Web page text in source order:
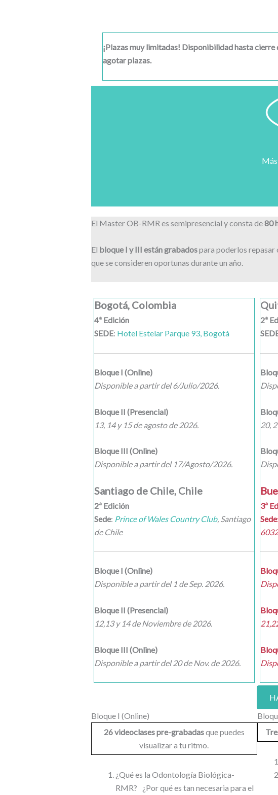
¡Plazas muy limitadas! Disponibilidad hasta cierre
agotar plazas.
El Master OB-RMR es semipresencial y consta de80
El bloque I y III están grabadospara poderlos repasar
que se consideren oportunas durante un año.
Bogotá, Colombia
4ª Edición
SEDE: Hotel Estelar Parque 93, Bogotá
Bloque I (Online)
Disponible a partir del 6/Julio/2026.
Bloque II (Presencial)
13, 14 y 15 de agosto de 2026.
Bloque III (Online)
Disponible a partir del 17/Agosto/2026.
Santiago de Chile, Chile
2ª Edición
Sede: Prince of Wales Country Club, Santiago
de Chile
Bloque I (Online)
Disponible a partir del 1 de Sep. 2026.
Bloque II (Presencial)
12,13 y 14 de Noviembre de 2026.
Bloque III (Online)
Disponible a partir del 20 de Nov. de 2026.
2ª
20,
3ª
Sede:
Bloque I (Online)
26 videoclases pre-grabadasque puedes
visualizar a tu ritmo.
¿Qué es la Odontología Biológica-
RMR? ¿Por qué es tan necesaria para el